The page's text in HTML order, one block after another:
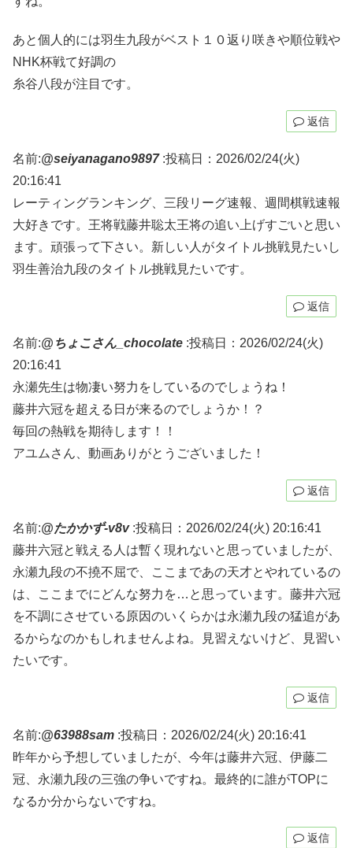
あと個人的には羽生九段がベスト１０返り咲きや順位戦や
NHK杯戦て好調の
糸谷八段が注目です。
返信
名前:@seiyanagano9897:投稿日：2026/02/24(火)
20:16:41
レーティングランキング、三段リーグ速報、週間棋戦速報
大好きです。王将戦藤井聡太王将の追い上げすごいと思い
ます。頑張って下さい。新しい人がタイトル挑戦見たいし
羽生善治九段のタイトル挑戦見たいです。
返信
名前:@ちょこさん_chocolate :投稿日：2026/02/24(火)
20:16:41
永瀬先生は物凄い努力をしているのでしょうね！
藤井六冠を超える日が来るのでしょうか！？
毎回の熱戦を期待します！！
アユムさん、動画ありがとうございました！
返信
名前:@たかかず-v8v:投稿日：2026/02/24(火) 20:16:41
藤井六冠と戦える人は暫く現れないと思っていましたが、
永瀬九段の不撓不屈で、ここまであの天才とやれているの
は、ここまでにどんな努力を…と思っています。藤井六冠
を不調にさせている原因のいくらかは永瀬九段の猛追があ
るからなのかもしれませんよね。見習えないけど、見習い
たいです。
返信
名前:@63988sam :投稿日：2026/02/24(火) 20:16:41
昨年から予想していましたが、今年は藤井六冠、伊藤二
冠、永瀬九段の三強の争いですね。最終的に誰がTOPに
なるか分からないですね。
返信